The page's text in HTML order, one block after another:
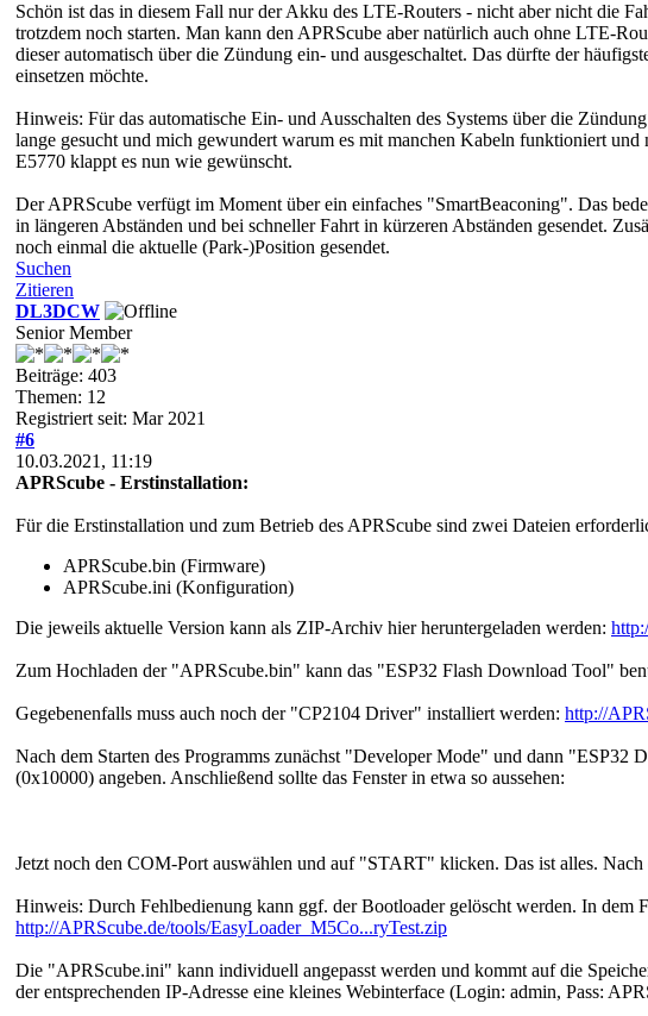
Schön ist das in diesem Fall nur der Akku des LTE-Routers - nicht aber nicht die
trotzdem noch starten. Man kann den APRScube aber natürlich auch ohne LTE-
dieser automatisch über die Zündung ein- und ausgeschaltet. Das dürfte der
einsetzen möchte.
Hinweis: Für das automatische Ein- und Ausschalten des Systems über die
lange gesucht und mich gewundert warum es mit manchen Kabeln funktioniert
E5770 klappt es nun wie gewünscht.
Der APRScube verfügt im Moment über ein einfaches "SmartBeaconing". Das
in längeren Abständen und bei schneller Fahrt in kürzeren Abständen gesendet.
noch einmal die aktuelle (Park-)Position gesendet.
Suchen
Zitieren
DL3DCW
Senior Member
Beiträge: 403
Themen: 12
Registriert seit: Mar 2021
#6
10.03.2021, 11:19
APRScube - Erstinstallation:
Für die Erstinstallation und zum Betrieb des APRScube sind zwei Dateien
APRScube.bin (Firmware)
APRScube.ini (Konfiguration)
Die jeweils aktuelle Version kann als ZIP-Archiv hier heruntergeladen werden:
Zum Hochladen der "APRScube.bin" kann das "ESP32 Flash Download Tool"
Gegebenenfalls muss auch noch der "CP2104 Driver" installiert werden: http://
Nach dem Starten des Programms zunächst "Developer Mode" und dann
(0x10000) angeben. Anschließend sollte das Fenster in etwa so aussehen:
Jetzt noch den COM-Port auswählen und auf "START" klicken. Das ist alles.
Hinweis: Durch Fehlbedienung kann ggf. der Bootloader gelöscht werden. In
http://APRScube.de/tools/EasyLoader_M5Co...ryTest.zip
Die "APRScube.ini" kann individuell angepasst werden und kommt auf die
der entsprechenden IP-Adresse eine kleines Webinterface (Login: admin, Pass: